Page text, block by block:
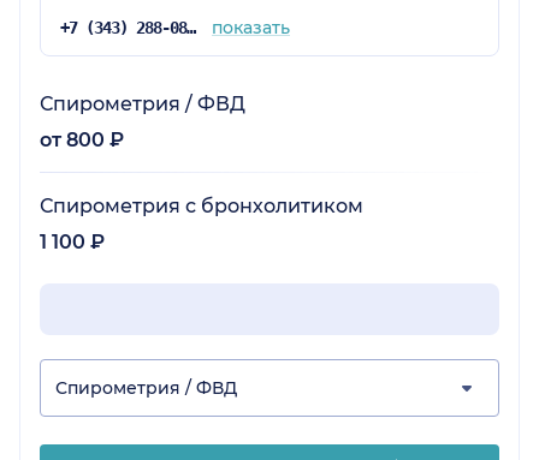
+7 (343) 288-08-21 показать
Спирометрия / ФВД
от 800 ₽
Спирометрия с бронхолитиком
1 100 ₽
Спирометрия / ФВД